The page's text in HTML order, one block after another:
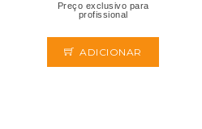
Preço exclusivo para
profissional
ADICIONAR